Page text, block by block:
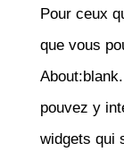
Pour ceux
que vous
pouvez y
widgets qui